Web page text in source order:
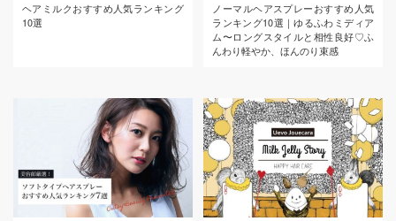
ヘアミルクおすすめ人気ランキング
10選
ノーマルヘアスプレーおすすめ人気
ランキング10選｜ゆるふわミディア
ム〜ロングスタイルと相性良好♡ふ
んわり軽やか、ほんのり束感